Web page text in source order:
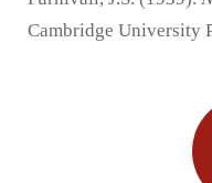
Cambridge University